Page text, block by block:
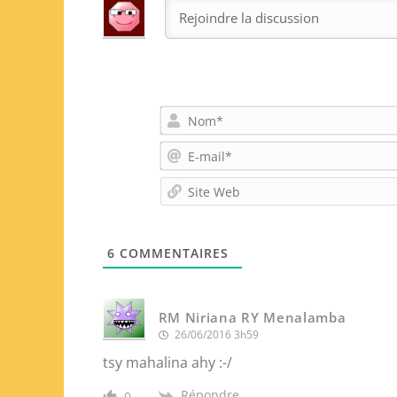
6 COMMENTAIRES
RM Niriana RY Menalamba
26/06/2016 3h59
tsy mahalina ahy :-/